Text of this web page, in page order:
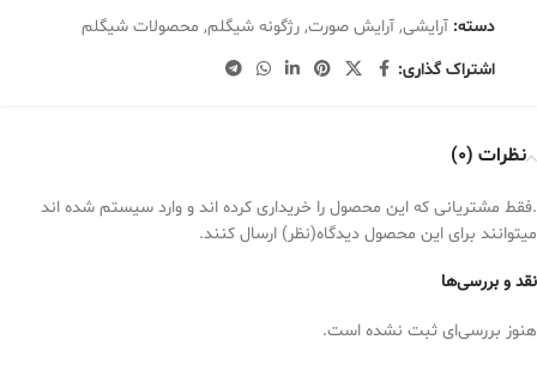
دسته: آرایشی, آرایش صورت, رژگونه شیگلم, محصولات شیگلم
اشتراک گذاری:
نظرات (0)
نقد و بررسی‌ها
هنوز بررسی‌ای ثبت نشده است.
.فقط مشتریانی که این محصول را خریداری کرده اند و وارد سیستم شده اند
میتوانند برای این محصول دیدگاه(نظر) ارسال کنند.